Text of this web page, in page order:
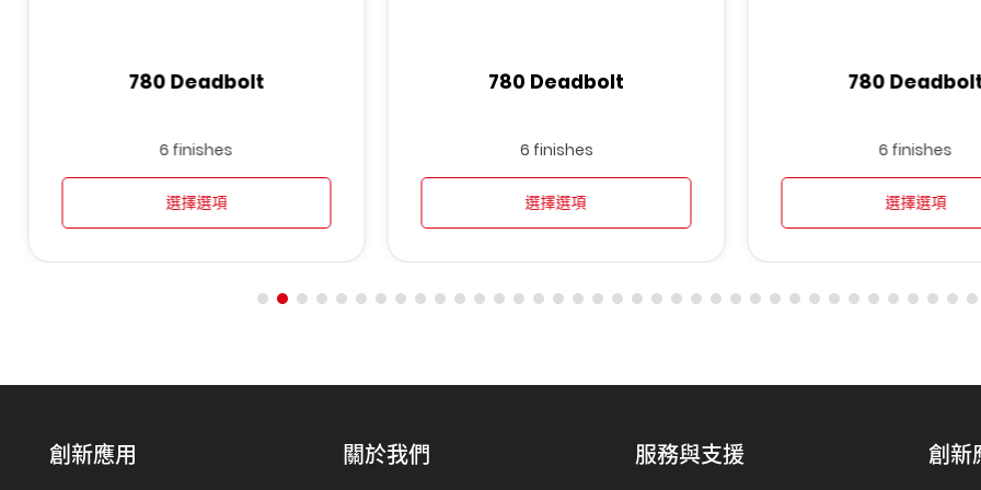
780 Deadbolt
6 finishes
選擇選項
780 Deadbolt
6 finishes
選擇選項
780
6 finishes
選擇選項
創新應用 關於我們 服務與支援 創新